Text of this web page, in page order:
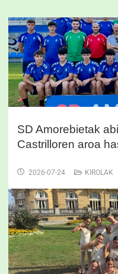
SD Amorebietak
Castrilloren aroa
2026-07-24 KIROLAK